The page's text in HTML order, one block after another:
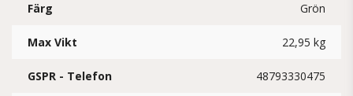
Färg Grön
Max Vikt 22,95 kg
GSPR - Telefon 48793330475